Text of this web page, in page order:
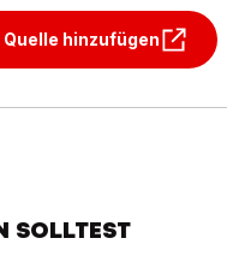
hinzufügen
SOLLTEST